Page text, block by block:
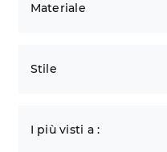
Materiale
Stile
I più visti a :